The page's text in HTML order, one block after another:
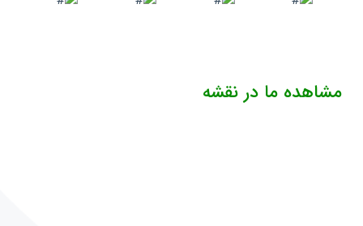
مشاهده ما در نقشه